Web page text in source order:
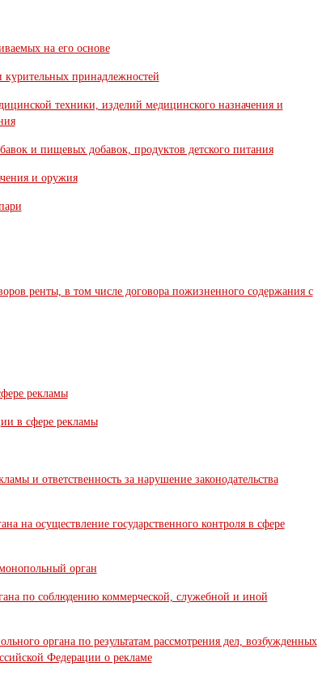
на его основе
курительных принадлежностей
техники, изделий медицинского назначения и
и пищевых добавок, продуктов детского питания
и оружия
ренты, в том числе договора пожизненного содержания с
рекламы
в сфере рекламы
и ответственность за нарушение законодательства
на осуществление государственного контроля в сфере
орган
по соблюдению коммерческой, служебной и иной
органа по результатам рассмотрения дел, возбужденных
Федерации о рекламе